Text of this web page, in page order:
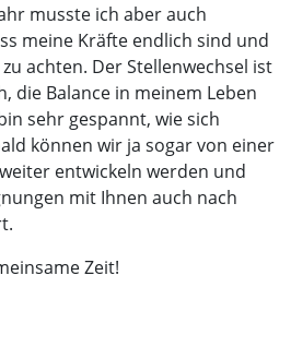
musste ich aber auch
meine Kräfte endlich sind und
achten. Der Stellenwechsel ist
die Balance in meinem Leben
sehr gespannt, wie sich
können wir ja sogar von einer
entwickeln werden und
mit Ihnen auch nach
Zeit!